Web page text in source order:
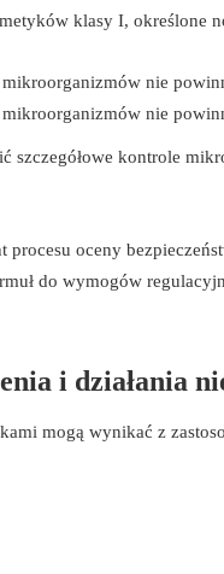
klasy I, określone
nie
nie
szczegółowe kontrole
procesu oceny
do wymogów
i działania
mogą wynikać z